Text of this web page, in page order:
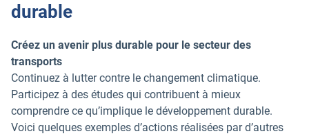
durable
Créez un avenir plus durable pour le secteur des
transports
Continuez à lutter contre le changement climatique.
Participez à des études qui contribuent à mieux
comprendre ce qu’implique le développement durable.
Voici quelques exemples d’actions réalisées par d’autres